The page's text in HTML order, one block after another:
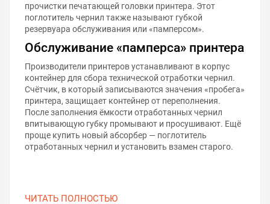
прочистки печатающей головки принтера. Этот
поглотитель чернил также называют губкой
резервуара обслуживания или «памперсом».
Обслуживание «памперса» принтера
Производители принтеров устанавливают в корпус
контейнер для сбора технической отработки чернил.
Счётчик, в который записываются значения «пробега»
принтера, защищает контейнер от переполнения.
После заполнения ёмкости отработанных чернил
впитывающую губку промывают и просушивают. Ещё
проще купить новый абсорбер — поглотитель
отработанных чернил и установить взамен старого.
ЧИТАТЬ ПОЛНОСТЬЮ